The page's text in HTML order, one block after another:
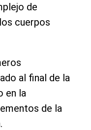
de
cuerpos
al final de la
en la
de la